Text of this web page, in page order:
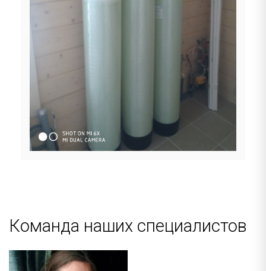
Команда наших специалистов